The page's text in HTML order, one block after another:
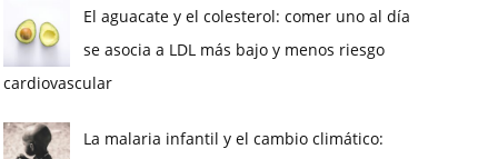
El aguacate y el colesterol: comer uno al día
se asocia a LDL más bajo y menos riesgo
cardiovascular
La malaria infantil y el cambio climático: